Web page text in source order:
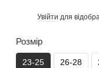
Увійти для
Розмір
23-25 26-28